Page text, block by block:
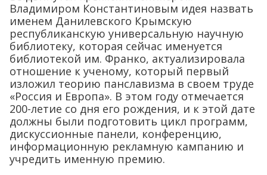
Владимиром Константиновым идея назвать
именем Данилевского Крымскую
республиканскую универсальную научную
библиотеку, которая сейчас именуется
библиотекой им. Франко, актуализировала
отношение к ученому, который первый
изложил теорию панславизма в своем труде
«Россия и Европа». В этом году отмечается
200-летие со дня его рождения, и к этой дате
должны были подготовить цикл программ,
дискуссионные панели, конференцию,
информационную рекламную кампанию и
учредить именную премию.